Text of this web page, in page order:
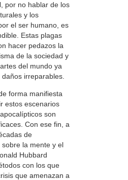
por no hablar de los
y los
el ser humano, es
Estas plagas
hacer pedazos la
de la sociedad y
del mundo ya
irreparables.
forma manifiesta
estos escenarios
son
Con ese fin, a
de
sobre la mente y el
Hubbard
con los que
que amenazan a